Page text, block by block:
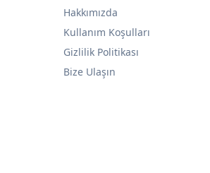
Hakkımızda
Kullanım Koşulları
Gizlilik Politikası
Bize Ulaşın